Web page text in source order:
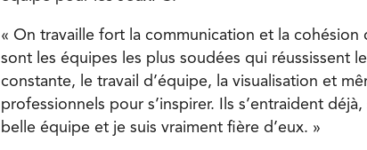
« On travaille fort la communication et la cohésion
sont les équipes les plus soudées qui réussissent
constante, le travail d’équipe, la visualisation et
professionnels pour s’inspirer. Ils s’entraident
belle équipe et je suis vraiment ﬁère d’eux. »